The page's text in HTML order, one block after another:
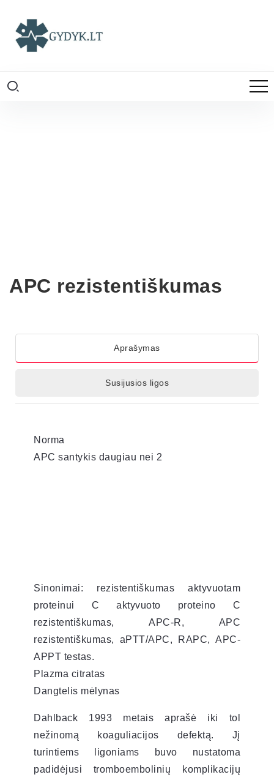
APC rezistentiškumas
Aprašymas
Susijusios ligos
Norma
APC santykis daugiau nei 2
Sinonimai: rezistentiškumas aktyvuotam
proteinui C aktyvuoto proteino C
rezistentiškumas, APC-R, APC
rezistentiškumas, aPTT/APC, RAPC, APC-
APPT testas.
Plazma citratas
Dangtelis mėlynas
Dahlback 1993 metais aprašė iki tol
nežinomą koaguliacijos defektą. Jį
turintiems ligoniams buvo nustatoma
padidėjusi tromboembolinių komplikacijų